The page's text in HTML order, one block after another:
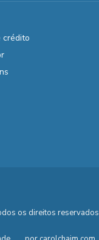
crédito
os direitos reservados